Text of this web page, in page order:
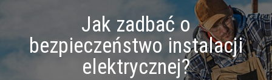
Jak zadbać o
bezpieczeństwo instalacji
elektrycznej?